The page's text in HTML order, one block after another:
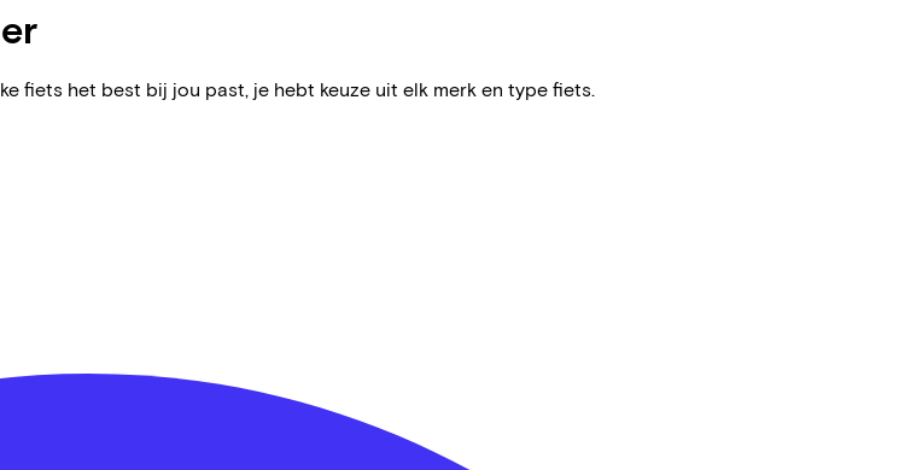
fiets het best bij jou past, je hebt keuze uit elk merk en type fiets.